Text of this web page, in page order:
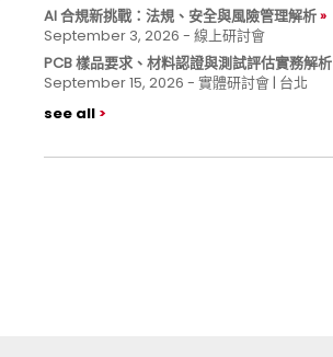
AI 合規新挑戰：法規、安全與風險管理解析
September 3, 2026 - 線上研討會
PCB 樣品要求、材料認證與測試評估實務解析
September 15, 2026 - 實體研討會 | 台北
see all